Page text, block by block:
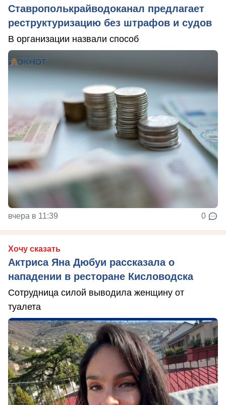
Ставрополькрайводоканал предлагает
реструктуризацию без штрафов и судов
В организации назвали способ
вчера в 11:39 0
Хочу сказать
Актриса Яна Дюбуи рассказала о
нападении в ресторане Кисловодска
Сотрудница силой выводила женщину от
туалета